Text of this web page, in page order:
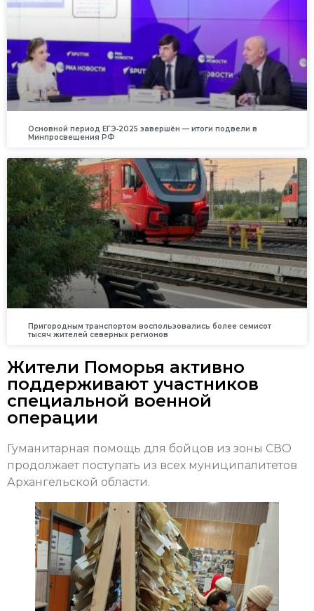
Основной период ЕГЭ‑2025 завершён — итоги подвели в
Минпросвещения РФ
Пригородным транспортом воспользовались более семисот
тысяч жителей северных регионов
Жители Поморья активно
поддерживают участников
специальной военной
операции
Гуманитарная помощь для бойцов из зоны СВО
продолжает поступать из всех муниципалитетов
Архангельской области.